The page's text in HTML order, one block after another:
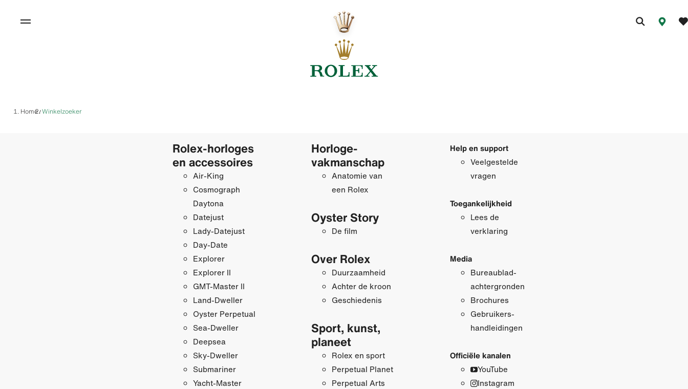
Home/Winkelzoeker
Rolex-horloges
en accessoires
Air-King
Cosmograph
Daytona
Datejust
Lady-Datejust
Day-Date
Explorer
Explorer II
GMT-Master II
Land-Dweller
Oyster Perpetual
Sea-Dweller
Deepsea
Sky-Dweller
Submariner
Yacht-Master
Horloge­
vakmanschap
Anatomie van
een Rolex
Oyster Story
De film
Over Rolex
Duurzaamheid
Achter de kroon
Geschiedenis
Sport, kunst,
planeet
Rolex en sport
Perpetual Planet
Perpetual Arts
Help en support
Veelgestelde
vragen
Toegankelijkheid
Lees de
verklaring
Media
Bureaublad­
achtergronden
Brochures
Gebruikers­
handleidingen
Officiële kanalen
YouTube
Instagram